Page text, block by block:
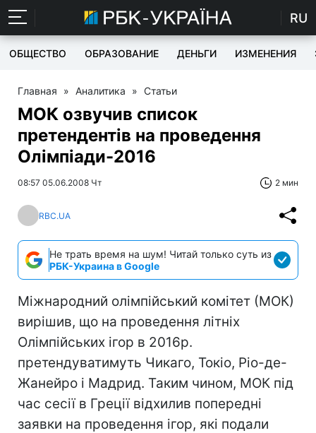
RU
ОБЩЕСТВО ОБРАЗОВАНИЕ ДЕНЬГИ ИЗМЕНЕНИЯ
Главная » Аналитика » Статьи
МОК озвучив список
претендентів на проведення
Олімпіади-2016
08:57 05.06.2008 Чт 2 мин
RBC.UA
Не трать время на шум! Читай только суть из
РБК-Украина в Google
Міжнародний олімпійський комітет (МОК)
вирішив, що на проведення літніх
Олімпійських ігор в 2016р.
претендуватимуть Чикаго, Токіо, Ріо-де-
Жанейро і Мадрид. Таким чином, МОК під
час сесії в Греції відхилив попередні
заявки на проведення ігор, які подали